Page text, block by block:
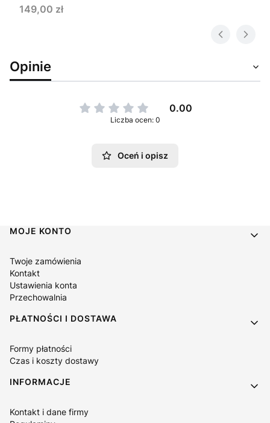
Cena
149,00 zł
Opinie
0.00
Liczba ocen: 0
Oceń i opisz
Linki w stopce
MOJE KONTO
Twoje zamówienia
Kontakt
Ustawienia konta
Przechowalnia
PŁATNOŚCI I DOSTAWA
Formy płatności
Czas i koszty dostawy
INFORMACJE
Kontakt i dane firmy